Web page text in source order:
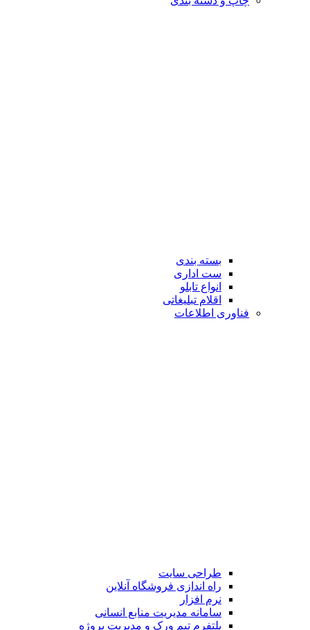
بسته بندی
ست اداری
انواع تابلو
اقلام تبلیغاتی
فناوری اطلاعات
طراحی سایت
راه اندازی فروشگاه آنلاین
نرم افزار
سامانه مدیریت منابع انسانی
پلتفرم تیم ورک و مدیریت پروژه